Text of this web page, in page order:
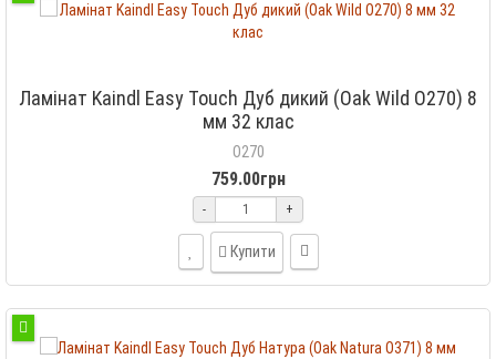
Ламінат Kaindl Easy Touch Дуб дикий (Oak Wild O270) 8
мм 32 клас
O270
759.00грн
- +
Купити